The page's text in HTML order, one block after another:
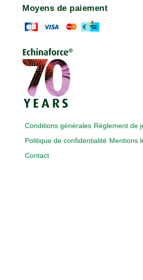
Moyens de paiement
Conditions générales Règlement de
Politique de confidentialité Mentions
Contact